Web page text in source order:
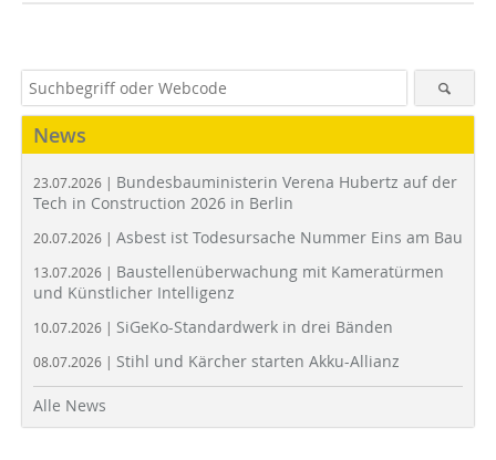
News
23.07.2026 | Bundesbauministerin Verena Hubertz auf der
Tech in Construction 2026 in Berlin
20.07.2026 | Asbest ist Todesursache Nummer Eins am Bau
13.07.2026 | Baustellenüberwachung mit Kameratürmen
und Künstlicher Intelligenz
10.07.2026 | SiGeKo-Standardwerk in drei Bänden
08.07.2026 | Stihl und Kärcher starten Akku-Allianz
Alle News